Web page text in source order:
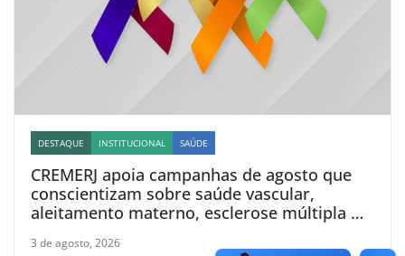
DESTAQUE INSTITUCIONAL SAÚDE
CREMERJ apoia campanhas de agosto que
conscientizam sobre saúde vascular,
aleitamento materno, esclerose múltipla e
3 de agosto, 2026